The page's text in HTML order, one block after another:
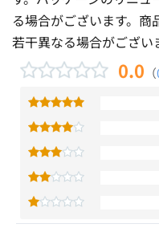
る場合がございます。商
若干異なる場合がござい
0.0 （